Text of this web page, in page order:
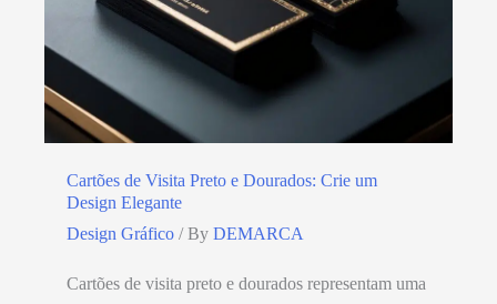
Cartões de Visita Preto e Dourados: Crie um
Design Elegante
Design Gráfico / By DEMARCA
Cartões de visita preto e dourados representam uma